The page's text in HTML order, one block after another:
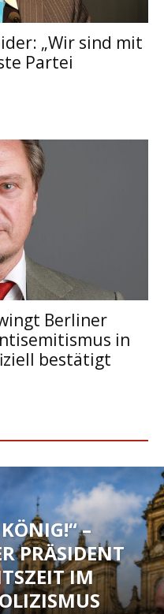
„Wir sind mit
Partei
Berliner
in
bestätigt
–
PRÄSIDENT
IM